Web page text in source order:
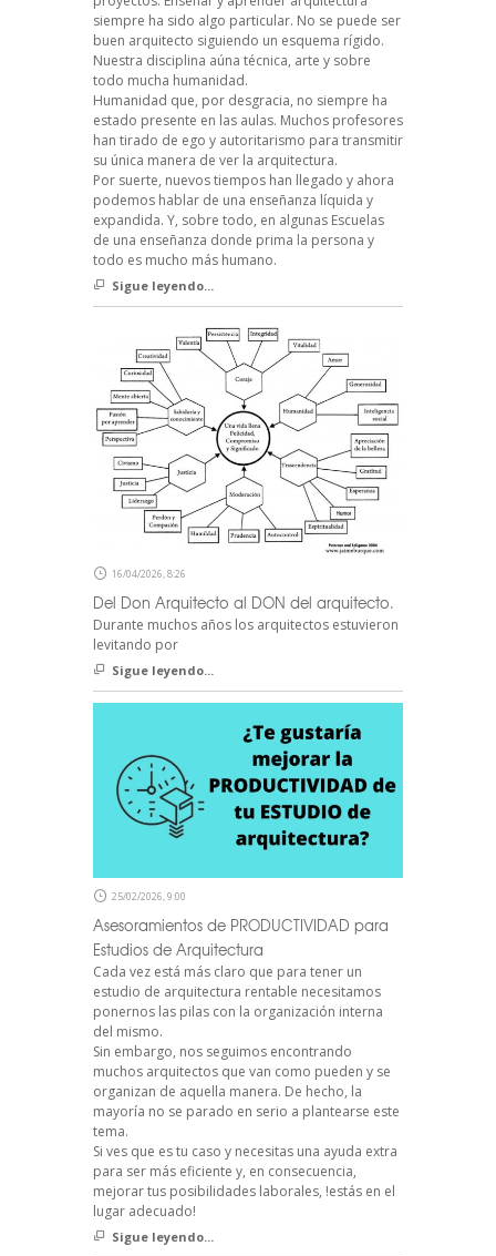
siempre ha sido algo particular. No se puede ser
buen arquitecto siguiendo un esquema rígido.
Nuestra disciplina aúna técnica, arte y sobre
todo mucha humanidad.
Humanidad que, por desgracia, no siempre ha
estado presente en las aulas. Muchos profesores
han tirado de ego y autoritarismo para transmitir
su única manera de ver la arquitectura.
Por suerte, nuevos tiempos han llegado y ahora
podemos hablar de una enseñanza líquida y
expandida. Y, sobre todo, en algunas Escuelas
de una enseñanza donde prima la persona y
todo es mucho más humano.
Sigue leyendo...
16/04/2026, 8:26
Del Don Arquitecto al DON del arquitecto.
Durante muchos años los arquitectos estuvieron
levitando por
Sigue leyendo...
25/02/2026, 9:00
Asesoramientos de PRODUCTIVIDAD para
Estudios de Arquitectura
Cada vez está más claro que para tener un
estudio de arquitectura rentable necesitamos
ponernos las pilas con la organización interna
del mismo.
Sin embargo, nos seguimos encontrando
muchos arquitectos que van como pueden y se
organizan de aquella manera. De hecho, la
mayoría no se parado en serio a plantearse este
tema.
Si ves que es tu caso y necesitas una ayuda extra
para ser más eficiente y, en consecuencia,
mejorar tus posibilidades laborales, !estás en el
lugar adecuado!
Sigue leyendo...